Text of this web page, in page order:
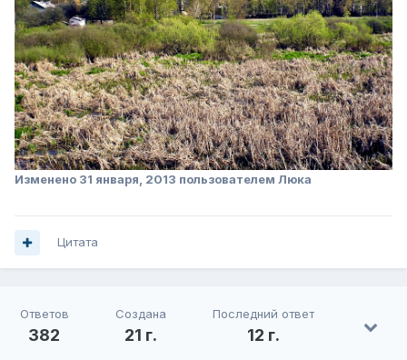
Изменено 31 января, 2013 пользователем Люка
Цитата
Ответов
382
Создана
21 г.
Последний ответ
12 г.